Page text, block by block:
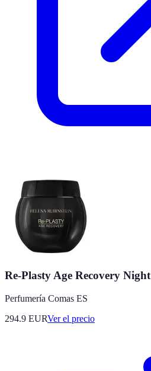
Re-Plasty Age Recovery Night
Perfumería Comas ES
294.9 EURVer el precio